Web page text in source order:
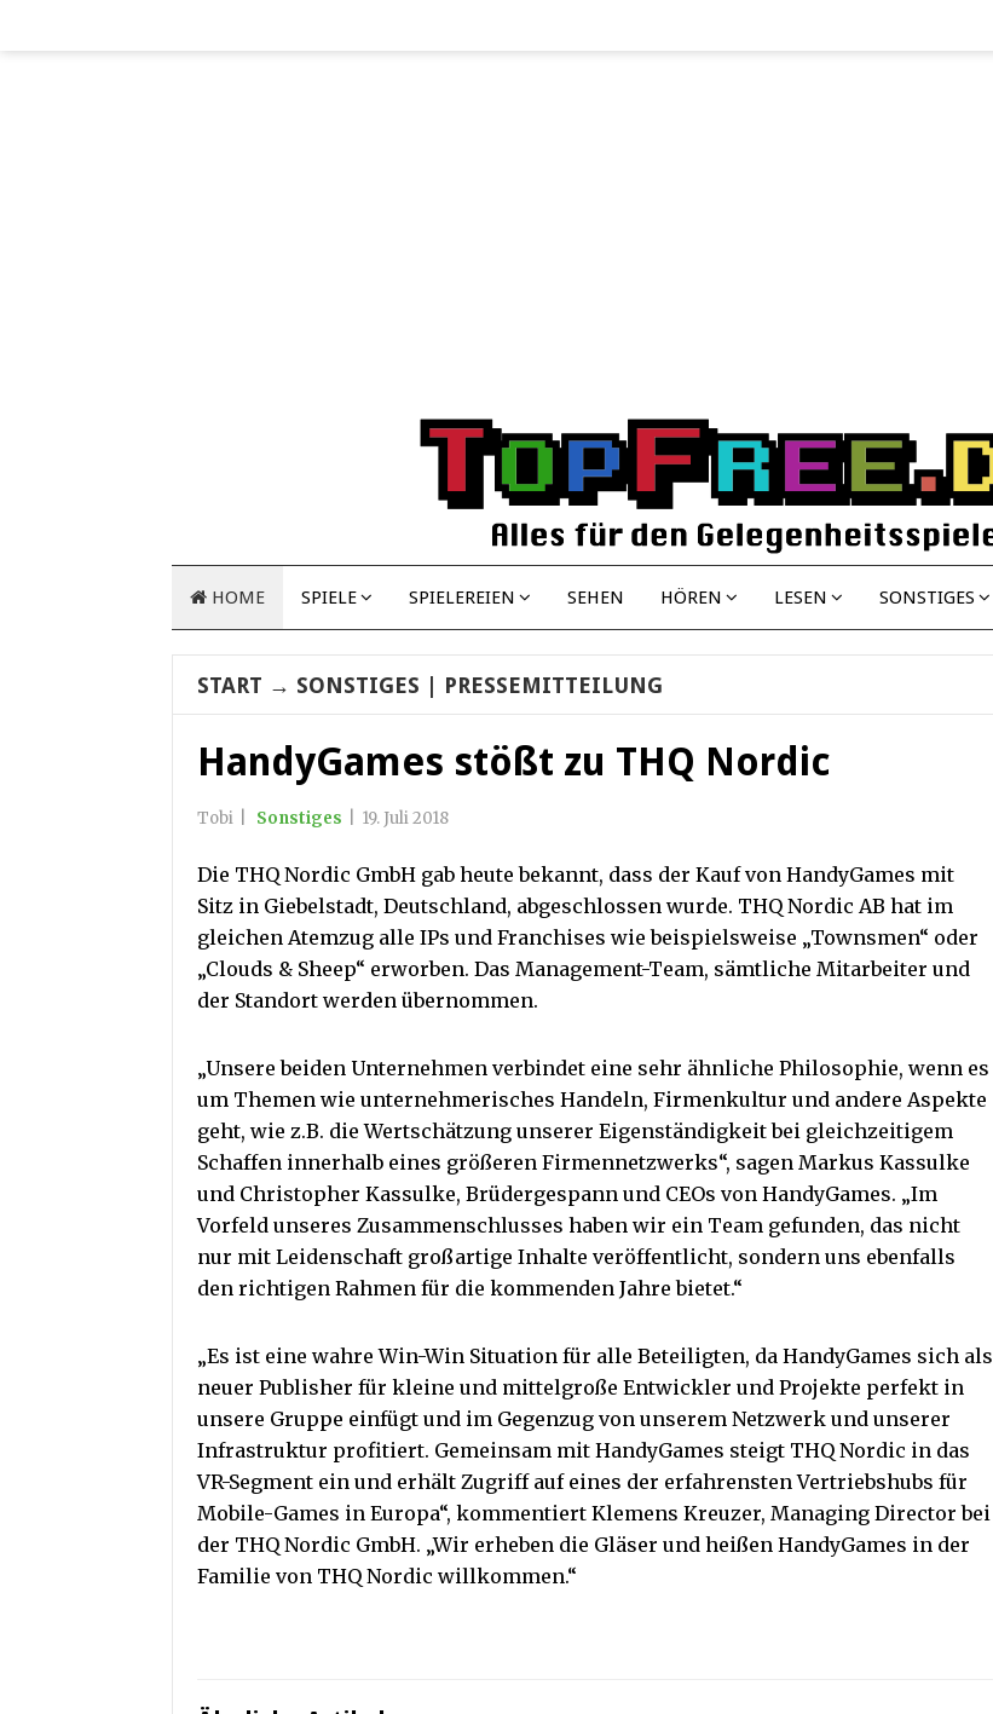
HOME SPIELE SPIELEREIEN SEHEN HÖREN LESEN SONSTIGES
START → SONSTIGES | PRESSEMITTEILUNG
HandyGames stößt zu THQ Nordic
Tobi Sonstiges 19. Juli 2018
Die THQ Nordic GmbH gab heute bekannt, dass der Kauf von HandyGames mit
Sitz in Giebelstadt, Deutschland, abgeschlossen wurde. THQ Nordic AB hat im
gleichen Atemzug alle IPs und Franchises wie beispielsweise „Townsmen“ oder
„Clouds & Sheep“ erworben. Das Management-Team, sämtliche Mitarbeiter und
der Standort werden übernommen.
„Unsere beiden Unternehmen verbindet eine sehr ähnliche Philosophie, wenn es
um Themen wie unternehmerisches Handeln, Firmenkultur und andere Aspekte
geht, wie z.B. die Wertschätzung unserer Eigenständigkeit bei gleichzeitigem
Schaffen innerhalb eines größeren Firmennetzwerks“, sagen Markus Kassulke
und Christopher Kassulke, Brüdergespann und CEOs von HandyGames. „Im
Vorfeld unseres Zusammenschlusses haben wir ein Team gefunden, das nicht
nur mit Leidenschaft großartige Inhalte veröffentlicht, sondern uns ebenfalls
den richtigen Rahmen für die kommenden Jahre bietet.“
„Es ist eine wahre Win-Win Situation für alle Beteiligten, da HandyGames sich als
neuer Publisher für kleine und mittelgroße Entwickler und Projekte perfekt in
unsere Gruppe einfügt und im Gegenzug von unserem Netzwerk und unserer
Infrastruktur profitiert. Gemeinsam mit HandyGames steigt THQ Nordic in das
VR-Segment ein und erhält Zugriff auf eines der erfahrensten Vertriebshubs für
Mobile-Games in Europa“, kommentiert Klemens Kreuzer, Managing Director bei
der THQ Nordic GmbH. „Wir erheben die Gläser und heißen HandyGames in der
Familie von THQ Nordic willkommen.“